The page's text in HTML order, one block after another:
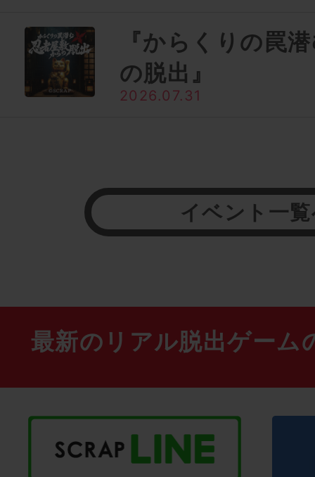
『からくりの罠
の脱出』
2026.07.31
イベント一
最新のリアル脱出ゲーム